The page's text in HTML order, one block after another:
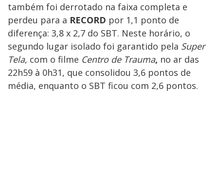
também foi derrotado na faixa completa e
perdeu para a RECORD por 1,1 ponto de
diferença: 3,8 x 2,7 do SBT. Neste horário, o
segundo lugar isolado foi garantido pela Super
Tela, com o filme Centro de Trauma, no ar das
22h59 à 0h31, que consolidou 3,6 pontos de
média, enquanto o SBT ficou com 2,6 pontos.